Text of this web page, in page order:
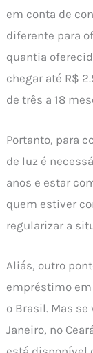
em conta de
diferente para
quantia
chegar até R$
de três a 18
Portanto, para
de luz é
anos e estar
quem estiver
regularizar a
Aliás, outro
empréstimo
o Brasil. Mas se
Janeiro, no